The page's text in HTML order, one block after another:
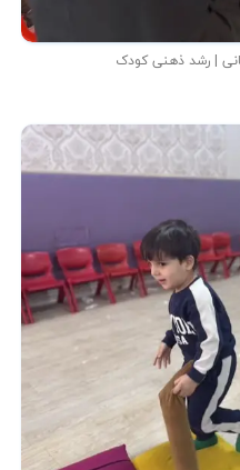
| رشد ذهنی کودک